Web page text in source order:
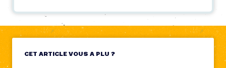
CET ARTICLE VOUS A PLU ?